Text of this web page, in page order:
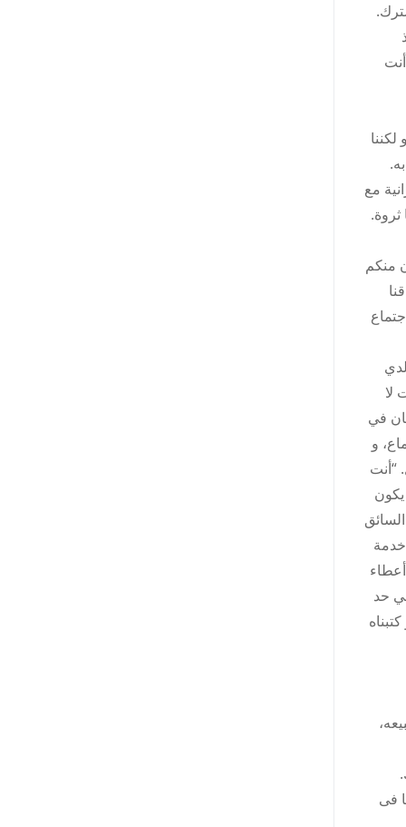
و لكننا
أنفسنا يوجد لدينا عجز 900 $ من الميزانية مع
ثروة.
منكم
لدي
لا
في
و
“أنت
في حد
فى